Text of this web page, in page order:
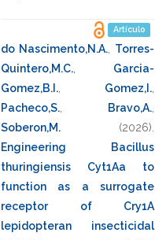
Artículo
do Nascimento,N.A.
Torres-
Quintero,M.C.
Garcia-
Gomez,B.I.
Gomez,I.
Pacheco,S.
Bravo,A.
Soberon,M.
(2026)
Engineering Bacillus
thuringiensis Cyt1Aa to
function as a surrogate
receptor of Cry1A
lepidopteran insecticidal